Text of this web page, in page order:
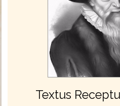
Textus